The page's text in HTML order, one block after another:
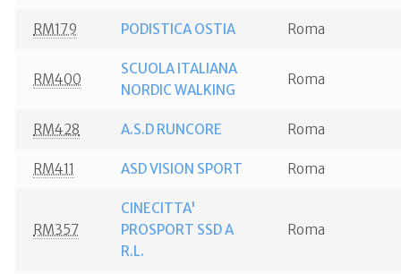
RM179 PODISTICA OSTIA Roma
RM400
SCUOLA ITALIANA
NORDIC WALKING
Roma
RM428 A.S.D RUNCORE Roma
RM411 ASD VISION SPORT Roma
RM357
CINECITTA'
PROSPORT SSD A
R.L.
Roma